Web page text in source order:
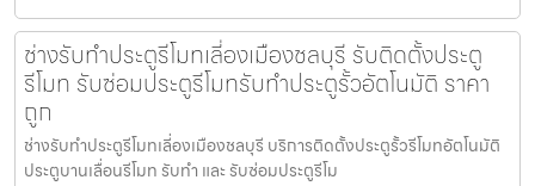
ช่างรับทำประตูรีโมทเลี่องเมืองชลบุรี รับติดตั้งประตู
รีโมท รับซ่อมประตูรีโมทรับทำประตูรั้วอัตโนมัติ ราคา
ถูก
ช่างรับทำประตูรีโมทเลี่องเมืองชลบุรี บริการติดตั้งประตูรั้วรีโมทอัตโนมัติ
ประตูบานเลื่อนรีโมท รับทำ และ รับซ่อมประตูรีโม